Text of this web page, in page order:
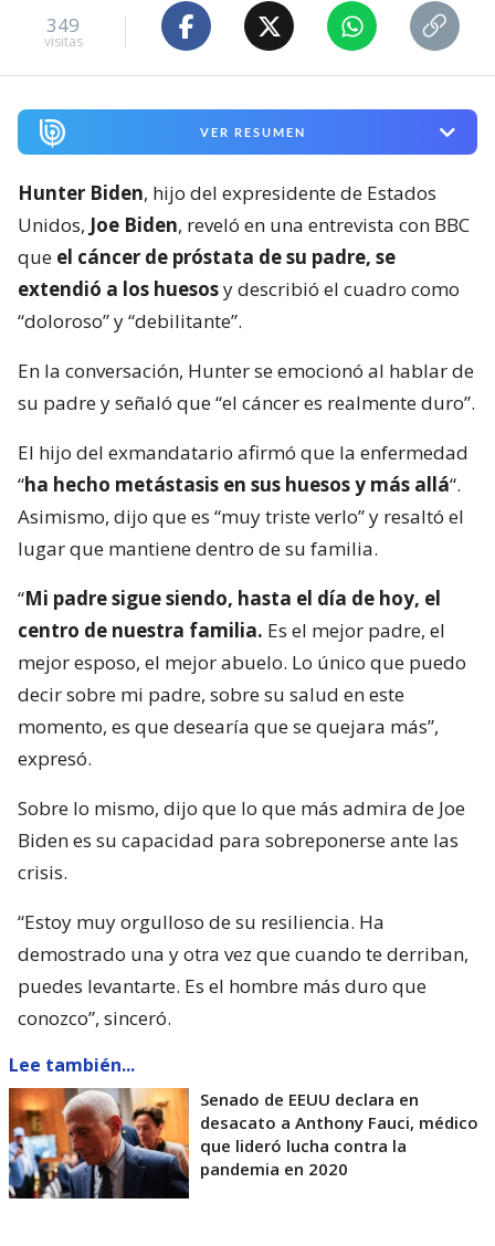
349
visitas
VER RESUMEN
Hunter Biden, hijo del expresidente de Estados
Unidos, Joe Biden, reveló en una entrevista con BBC
que el cáncer de próstata de su padre, se
extendió a los huesosy describió el cuadro como
“doloroso” y “debilitante”.
En la conversación, Hunter se emocionó al hablar de
su padre y señaló que “el cáncer es realmente duro”.
El hijo del exmandatario afirmó que la enfermedad
“ha hecho metástasis en sus huesos y más allá“.
Asimismo, dijo que es “muy triste verlo” y resaltó el
lugar que mantiene dentro de su familia.
“Mi padre sigue siendo, hasta el día de hoy, el
centro de nuestra familia. Es el mejor padre, el
mejor esposo, el mejor abuelo. Lo único que puedo
decir sobre mi padre, sobre su salud en este
momento, es que desearía que se quejara más”,
expresó.
Sobre lo mismo, dijo que lo que más admira de Joe
Biden es su capacidad para sobreponerse ante las
crisis.
“Estoy muy orgulloso de su resiliencia. Ha
demostrado una y otra vez que cuando te derriban,
puedes levantarte. Es el hombre más duro que
conozco”, sinceró.
Lee también...
Senado de EEUU declara en
desacato a Anthony Fauci, médico
que lideró lucha contra la
pandemia en 2020